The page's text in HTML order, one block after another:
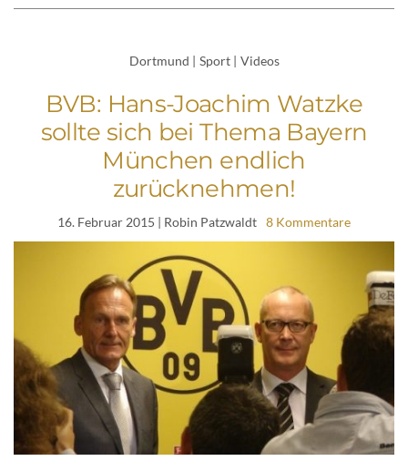
Dortmund | Sport | Videos
BVB: Hans-Joachim Watzke
sollte sich bei Thema Bayern
München endlich
zurücknehmen!
16. Februar 2015 | Robin Patzwaldt 8 Kommentare